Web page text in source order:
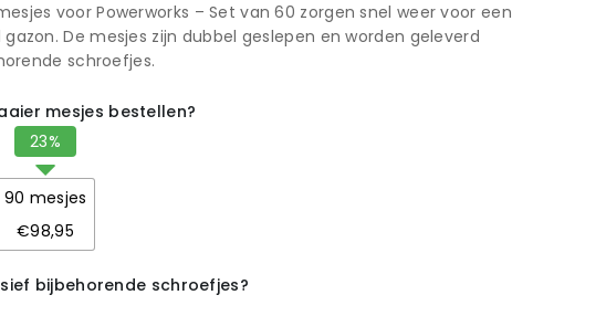
voor Powerworks – Set van 60 zorgen snel weer voor een
De mesjes zijn dubbel geslepen en worden geleverd
schroefjes.
mesjes bestellen?
90 mesjes
€98,95
bijbehorende schroefjes?